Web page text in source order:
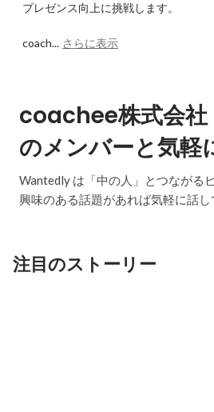
プレゼンス向上に挑戦します。
coach... さらに表示
coachee株式会社
のメンバーと気軽
Wantedly は「中の人」とつながるビ
興味のある話題があれば気軽に話し
注目のストーリー